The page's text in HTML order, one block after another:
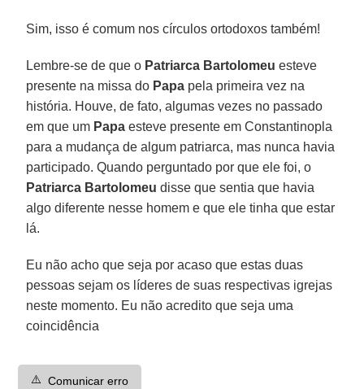
Sim, isso é comum nos círculos ortodoxos também!
Lembre-se de que o Patriarca Bartolomeu esteve
presente na missa do Papa pela primeira vez na
história. Houve, de fato, algumas vezes no passado
em que um Papa esteve presente em Constantinopla
para a mudança de algum patriarca, mas nunca havia
participado. Quando perguntado por que ele foi, o
Patriarca Bartolomeu disse que sentia que havia
algo diferente nesse homem e que ele tinha que estar
lá.
Eu não acho que seja por acaso que estas duas
pessoas sejam os líderes de suas respectivas igrejas
neste momento. Eu não acredito que seja uma
coincidência
⚠️ Comunicar erro